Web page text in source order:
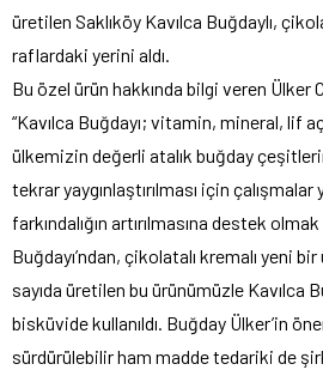
üretilen Saklıköy Kavılca Buğdaylı,
raflardaki yerini aldı.
Bu özel ürün hakkında bilgi veren Ülker
“Kavılca Buğdayı; vitamin, mineral, lif
ülkemizin değerli atalık buğday
tekrar yaygınlaştırılması için
farkındalığın artırılmasına destek
Buğdayı’ndan, çikolatalı kremalı yeni bir
sayıda üretilen bu ürünümüzle Kavılca
bisküvide kullanıldı. Buğday Ülker’in
sürdürülebilir ham madde tedariki de